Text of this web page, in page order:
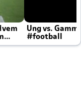
Ung vs.
#football